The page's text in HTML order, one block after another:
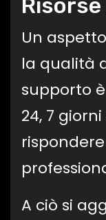
Un
la qualità
supporto
24, 7
A ciò si